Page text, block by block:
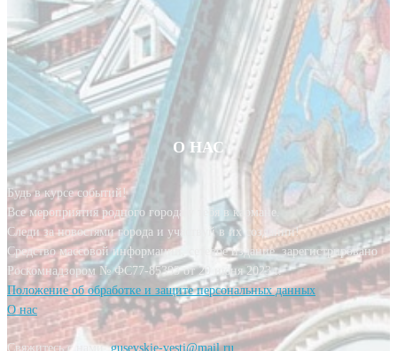
О НАС
Будь в курсе событий!
Все мероприятия родного города у тебя в кармане.
Следи за новостями города и участвуй в их создании!
Средство массовой информации, сетевое издание, зарегистрировано
Роскомнадзором № ФС77-85393 от 20 июня 2023 г.
Положение об обработке и защите персональных данных
О нас
Свяжитесь с нами:gusevskie-vesti@mail.ru